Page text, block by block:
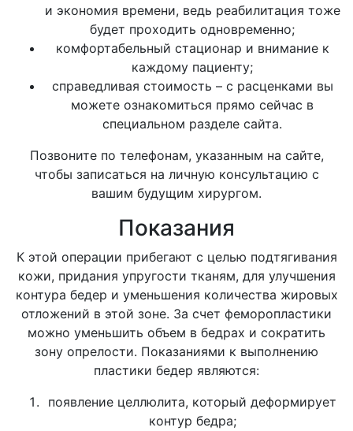
и экономия времени, ведь реабилитация тоже
будет проходить одновременно;
комфортабельный стационар и внимание к
каждому пациенту;
справедливая стоимость – с расценками вы
можете ознакомиться прямо сейчас в
специальном разделе сайта.
Позвоните по телефонам, указанным на сайте,
чтобы записаться на личную консультацию с
вашим будущим хирургом.
Показания
К этой операции прибегают с целью подтягивания
кожи, придания упругости тканям, для улучшения
контура бедер и уменьшения количества жировых
отложений в этой зоне. За счет феморопластики
можно уменьшить объем в бедрах и сократить
зону опрелости. Показаниями к выполнению
пластики бедер являются:
появление целлюлита, который деформирует
контур бедра;